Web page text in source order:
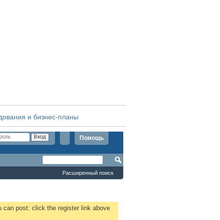
и бизнес-планы
Помощь
Расширенный поиск
can post: click the register link above